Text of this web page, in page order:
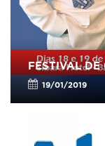
FESTIVAL DE
19/01/2019